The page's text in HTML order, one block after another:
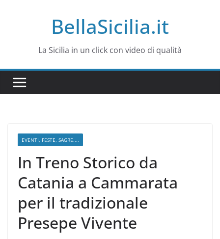
BellaSicilia.it
La Sicilia in un click con video di qualità
EVENTI, FESTE, SAGRE....
In Treno Storico da
Catania a Cammarata
per il tradizionale
Presepe Vivente